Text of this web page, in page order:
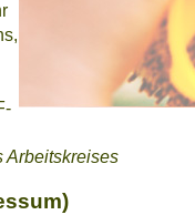
Arbeitskreises